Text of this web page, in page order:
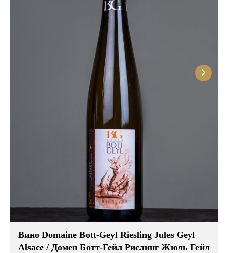
винификации на диких дрожжах спиртное
обладает богатым вкусоароматом с
различными сочетаниями фруктовых, пряных и
цветочных нюансов. Это делает его отличным
компаньоном для блюд из птицы, салатов,
закусок и десертов.
Вино Domaine Bott-Geyl Riesling Jules Geyl
Alsace / Домен Ботт-Гейл Рислинг Жюль Гейл